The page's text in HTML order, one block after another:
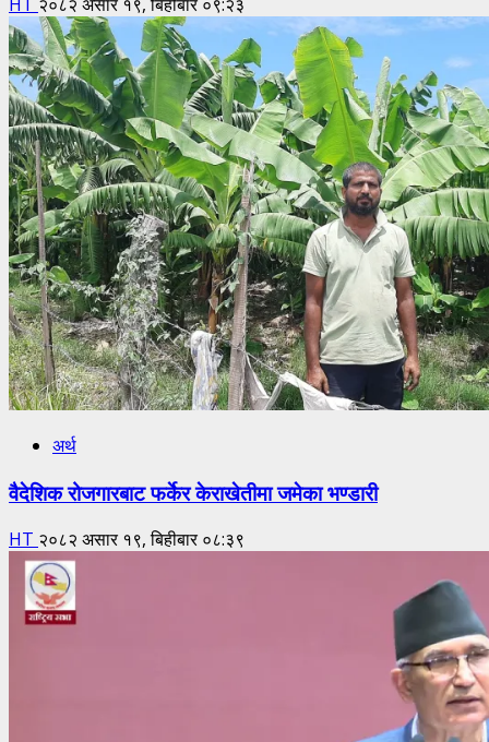
अर्थ
वैदेशिक रोजगारबाट फर्केर केराखेतीमा जमेका भण्डारी
HT २०८२ असार १९, बिहीबार ०८:३९